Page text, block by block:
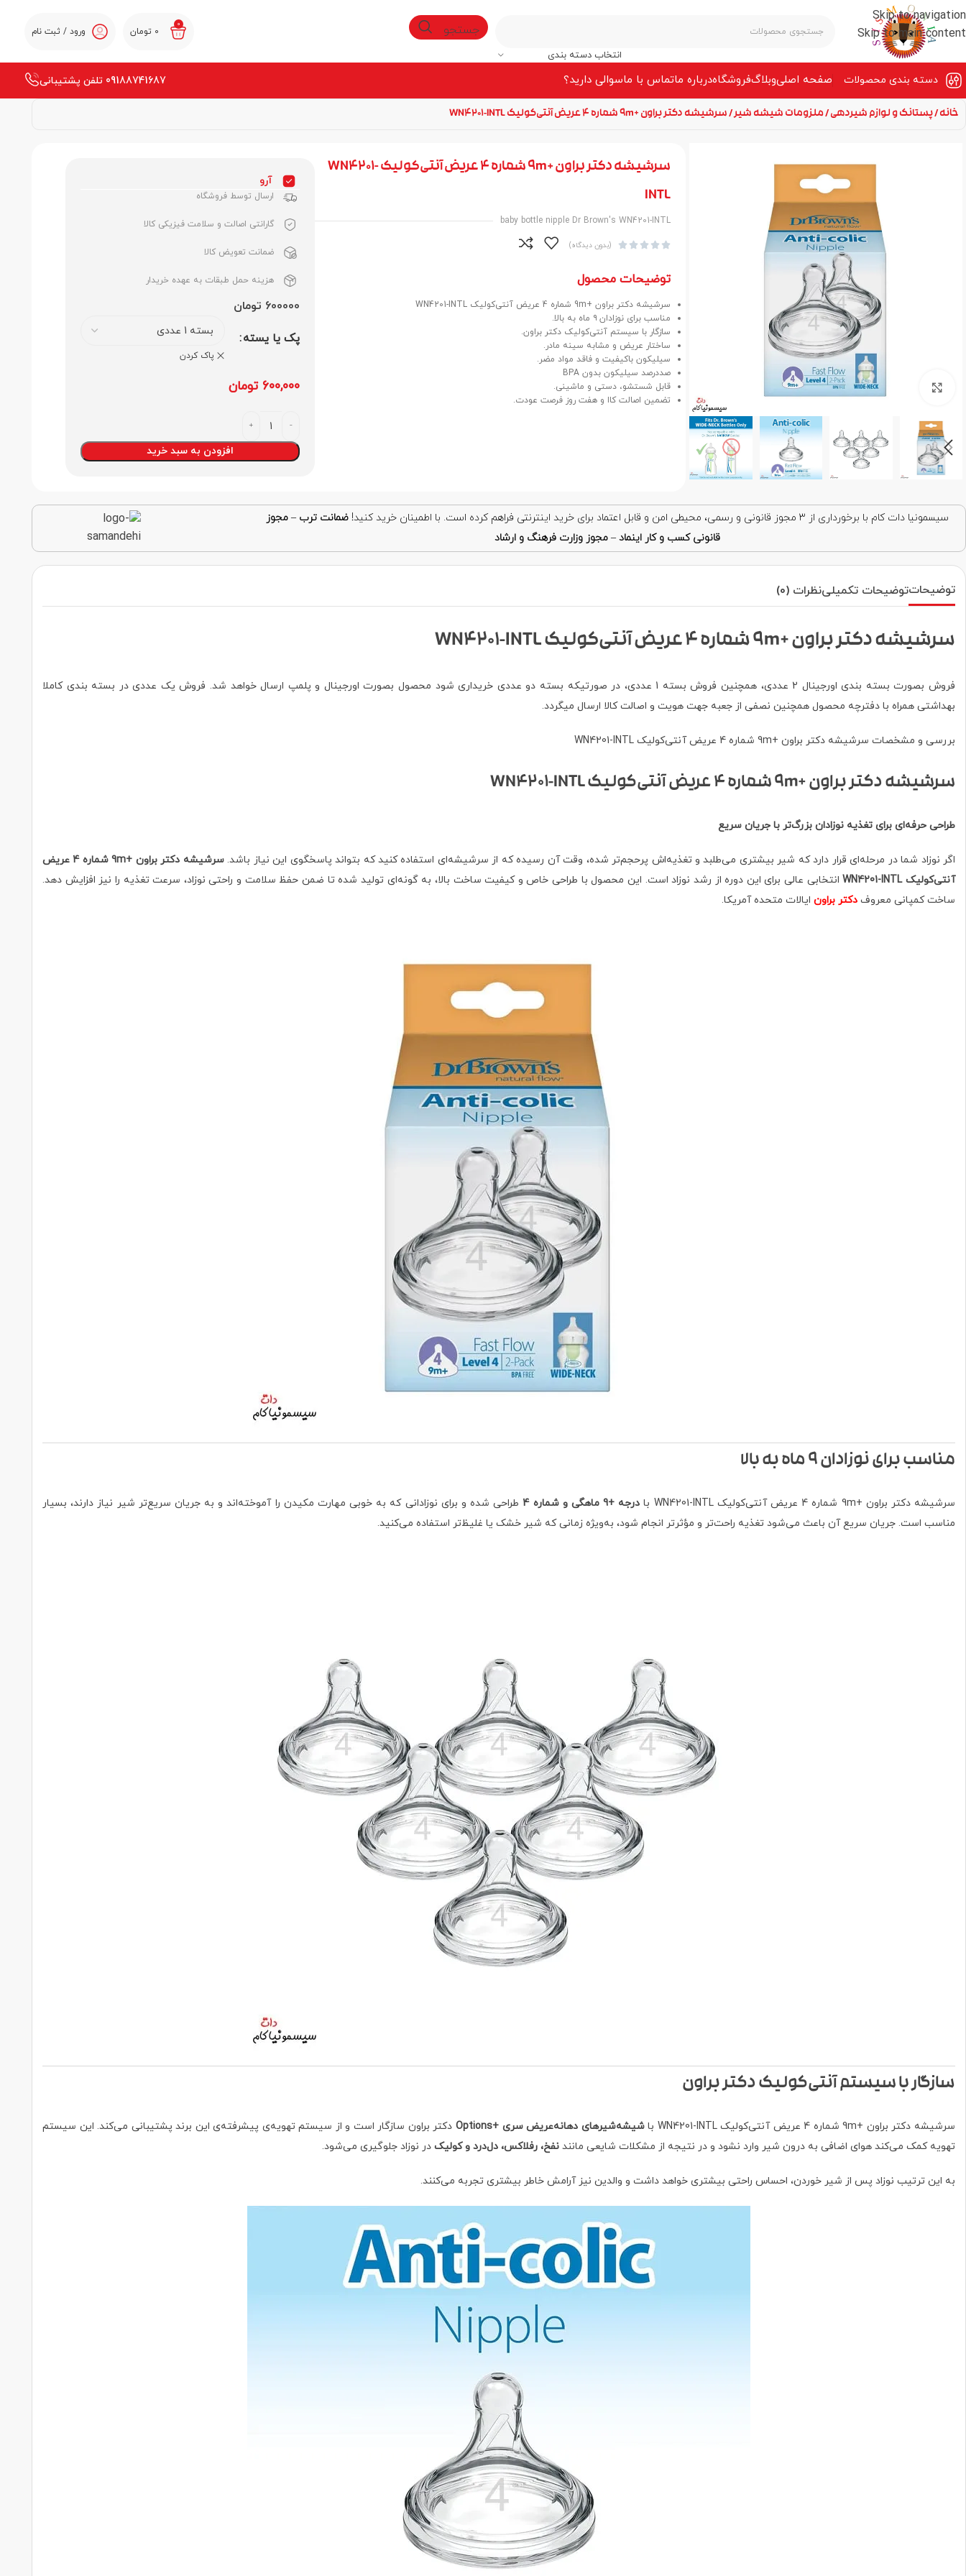
Skip to navigation
Skip to main content
انتخاب دسته بندی
جستجو 0
0 تومان ورود / ثبت نام
دسته بندی محصولات صفحه‌ اصلیوبلاگفروشگاهدرباره ماتماس با ماسوالی دارید؟ 09188741687 تلفن پشتیبانی
خانه پستانک و لوازم شیردهی ملزومات شیشه شیر سرشیشه دکتر براون +9m شماره 4 عریض آنتی‌کولیک WN4201-INTL
برای بزرگنمایی کلیک کنید
سرشیشه دکتر براون +9m شماره 4 عریض آنتی‌کولیک WN4201-
INTL
baby bottle nipple Dr Brown's WN4201-INTL




 (بدون دیدگاه)
توضیحات محصول
سرشیشه دکتر براون +9m شماره 4 عریض آنتی‌کولیک WN4201-INTL
مناسب برای نوزادان ۹ ماه به بالا.
سازگار با سیستم آنتی‌کولیک دکتر براون.
ساختار عریض و مشابه سینه مادر.
سیلیکون باکیفیت و فاقد مواد مضر.
صددرصد سیلیکون بدون BPA
قابل شستشو، دستی و ماشینی.
تضمین اصالت کاا و هفت روز فرصت عودت.
آرو
ارسال توسط فروشگاه
گارانتی اصالت و سلامت فیزیکی کالا
ضمانت تعویض کالا
هزینه حمل طبقات به عهده خریدار
600000 تومان
پک یا یسته
پاک کردن
600,000 تومان
افزودن به سبد خرید
سیسمونیا دات کام با برخورداری از ۳ مجوز قانونی و رسمی، محیطی امن و قابل اعتماد برای خرید اینترنتی فراهم کرده است. با اطمینان خرید کنید! ضمانت ترب – مجوز
قانونی کسب و کار اینماد– مجوز وزارت فرهنگ و ارشاد
توضیحاتتوضیحات تکمیلینظرات (0)
سرشیشه دکتر براون +9m شماره 4 عریض آنتی‌کولیک WN4201-INTL
فروش بصورت بسته بندی اورجینال 2 عددی، همچنین فروش بسته 1 عددی، در صورتیکه بسته دو عددی خریداری شود محصول بصورت اورجینال و پلمپ ارسال خواهد شد. فروش یک عددی در بسته بندی کاملا
بهداشتی همراه با دفترچه محصول همچنین نصفی از جعبه جهت هویت و اصالت کالا ارسال میگردد.
بررسی و مشخصات سرشیشه دکتر براون +9m شماره 4 عریض آنتی‌کولیک WN4201-INTL
سرشیشه دکتر براون +9m شماره 4 عریض آنتی‌کولیک WN4201-INTL
طراحی حرفه‌ای برای تغذیه نوزادان بزرگ‌تر با جریان سریع
اگر نوزاد شما در مرحله‌ای قرار دارد که شیر بیشتری می‌طلبد و تغذیه‌اش پرحجم‌تر شده، وقت آن رسیده که از سرشیشه‌ای استفاده کنید که بتواند پاسخگوی این نیاز باشد.
سرشیشه دکتر براون +9m شماره 4 عریض
آنتی‌کولیک WN4201-INTL
انتخابی عالی برای این دوره از رشد نوزاد است. این محصول با طراحی خاص و کیفیت ساخت بالا، به گونه‌ای تولید شده تا ضمن حفظ سلامت و راحتی نوزاد، سرعت تغذیه را نیز افزایش دهد.
ساخت کمپانی معروف دکتر براون ایالات متحده آمریکا.
مناسب برای نوزادان ۹ ماه به بالا
سرشیشه دکتر براون +9m شماره 4 عریض آنتی‌کولیک WN4201-INTL با درجه +9 ماهگی و شماره 4
طراحی شده و برای نوزادانی که به خوبی مهارت مکیدن را آموخته‌اند و به جریان سریع‌تر شیر نیاز دارند، بسیار
مناسب است. جریان سریع آن باعث می‌شود تغذیه راحت‌تر و مؤثرتر انجام شود، به‌ویژه زمانی که شیر خشک یا غلیظ‌تر استفاده می‌کنید.
سازگار با سیستم آنتی‌کولیک دکتر براون
سرشیشه دکتر براون +9m شماره 4 عریض آنتی‌کولیک WN4201-INTL با شیشه‌شیرهای دهانه‌عریض سری +Options
دکتر براون سازگار است و از سیستم تهویه‌ی پیشرفته‌ی این برند پشتیبانی می‌کند. این سیستم
تهویه کمک می‌کند هوای اضافی به درون شیر وارد نشود و در نتیجه از مشکلات شایعی مانند نفخ، رفلاکس، دل‌درد و کولیک در نوزاد جلوگیری می‌شود.
به این ترتیب نوزاد پس از شیر خوردن، احساس راحتی بیشتری خواهد داشت و والدین نیز آرامش خاطر بیشتری تجربه می‌کنند.